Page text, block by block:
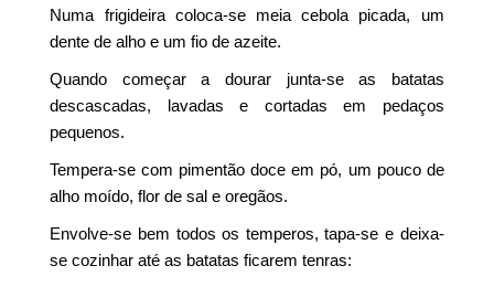
Numa frigideira coloca-se meia cebola picada, um
dente de alho e um fio de azeite.
Quando começar a dourar junta-se as batatas
descascadas, lavadas e cortadas em pedaços
pequenos.
Tempera-se com pimentão doce em pó, um pouco de
alho moído, flor de sal e oregãos.
Envolve-se bem todos os temperos, tapa-se e deixa-
se cozinhar até as batatas ficarem tenras: